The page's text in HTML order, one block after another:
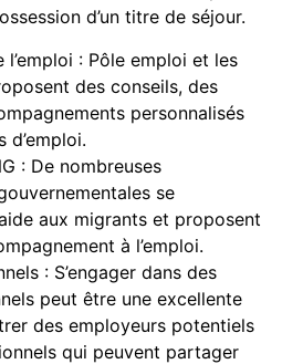
d’un titre de séjour.
l’emploi : Pôle emploi et les
des conseils, des
personnalisés
d’emploi.
: De nombreuses
se
aux migrants et proposent
à l’emploi.
: S’engager dans des
peut être une excellente
des employeurs potentiels
qui peuvent partager